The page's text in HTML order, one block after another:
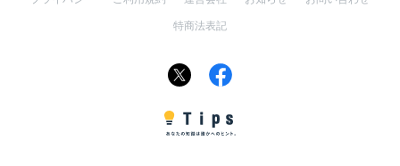
特商法表記